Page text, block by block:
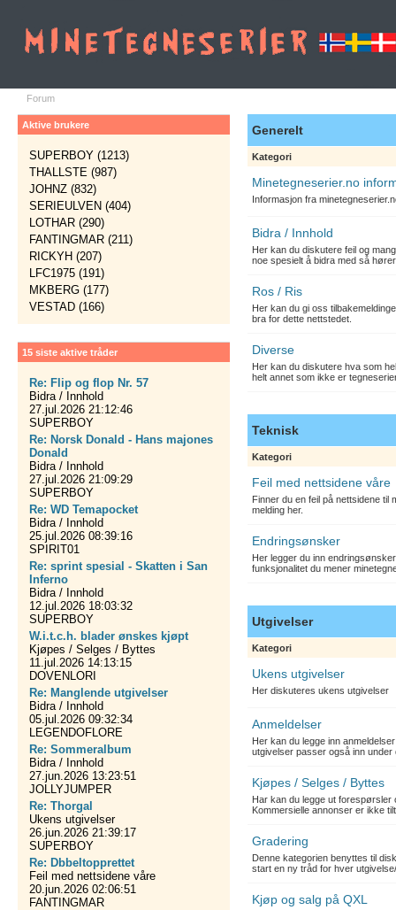
Forum
Aktive brukere
SUPERBOY (1213)
THALLSTE (987)
JOHNZ (832)
SERIEULVEN (404)
LOTHAR (290)
FANTINGMAR (211)
RICKYH (207)
LFC1975 (191)
MKBERG (177)
VESTAD (166)
15 siste aktive tråder
Re: Flip og flop Nr. 57
Bidra / Innhold
27.jul.2026 21:12:46
SUPERBOY
Re: Norsk Donald - Hans majones
Donald
Bidra / Innhold
27.jul.2026 21:09:29
SUPERBOY
Re: WD Temapocket
Bidra / Innhold
25.jul.2026 08:39:16
SPIRIT01
Re: sprint spesial - Skatten i San
Inferno
Bidra / Innhold
12.jul.2026 18:03:32
SUPERBOY
W.i.t.c.h. blader ønskes kjøpt
Kjøpes / Selges / Byttes
11.jul.2026 14:13:15
DOVENLORI
Re: Manglende utgivelser
Bidra / Innhold
05.jul.2026 09:32:34
LEGENDOFLORE
Re: Sommeralbum
Bidra / Innhold
27.jun.2026 13:23:51
JOLLYJUMPER
Re: Thorgal
Ukens utgivelser
26.jun.2026 21:39:17
SUPERBOY
Re: Dbbeltopprettet
Feil med nettsidene våre
20.jun.2026 02:06:51
FANTINGMAR
Generelt
Kategori
Minetegneserier.no
Informasjon fra
Bidra / Innhold
Her kan du diskutere feil og
noe spesielt å bidra med så
Ros / Ris
Her kan du gi oss
bra for dette nettstedet.
Diverse
Her kan du diskutere hva som
helt annet som ikke er
Teknisk
Kategori
Feil med nettsidene våre
Finner du en feil på nettsidene til
melding her.
Endringsønsker
Her legger du inn
funksjonalitet du mener
Utgivelser
Kategori
Ukens utgivelser
Her diskuteres ukens utgivelser
Anmeldelser
Her kan du legge inn
utgivelser passer også inn under
Kjøpes / Selges / Byttes
Har kan du legge ut forespørsler
Kommersielle annonser er ikke
Gradering
Denne kategorien benyttes til
start en ny tråd for hver
Kjøp og salg på QXL